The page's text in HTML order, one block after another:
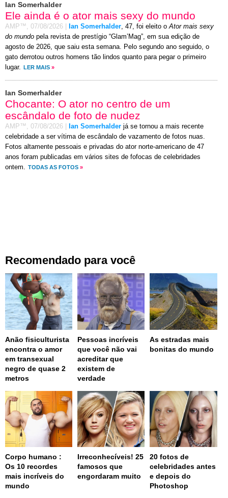
Ian Somerhalder
Ele ainda é o ator mais sexy do mundo
AMP™, 07/08/2026 Ian Somerhalder, 47, foi eleito oAtor mais sexy
do mundo pela revista de prestígio “Glam’Mag”, em sua edição de
agosto de 2026, que saiu esta semana. Pelo segundo ano seguido, o
gato derrotou outros homens tão lindos quanto para pegar o primeiro
lugar.
LER MAIS »
Ian Somerhalder
Chocante: O ator no centro de um
escândalo de foto de nudez
AMP™, 07/08/2026 Ian Somerhalder já se tornou a mais recente
celebridade a ser vítima de escândalo de vazamento de fotos nuas.
Fotos altamente pessoais e privadas do ator norte-americano de 47
anos foram publicadas em vários sites de fofocas de celebridades
ontem. TODAS AS FOTOS »
Recomendado para você
Anão fisiculturista
encontra o amor
em transexual
negro de quase 2
metros
Pessoas incríveis
que você não vai
acreditar que
existem de
verdade
As estradas mais
bonitas do mundo
Corpo humano :
Os 10 recordes
mais incríveis do
mundo
Irreconhecíveis! 25
famosos que
engordaram muito
20 fotos de
celebridades antes
e depois do
Photoshop